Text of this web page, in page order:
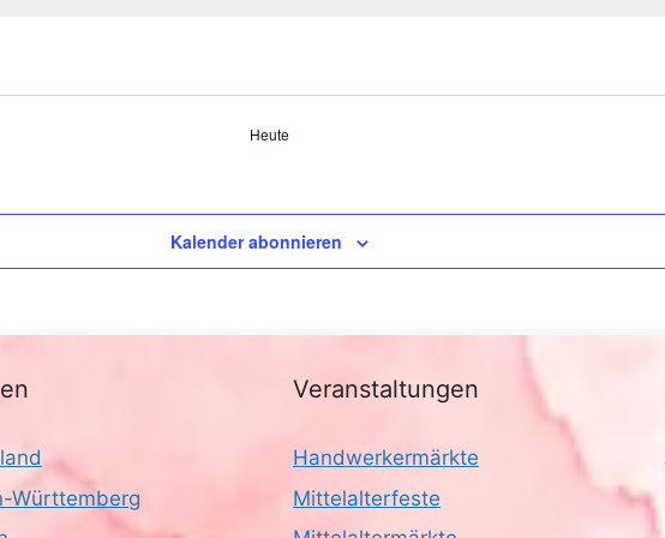
Heute
Kalender abonnieren
Württemberg
Veranstaltungen
Handwerkermärkte
Mittelalterfeste